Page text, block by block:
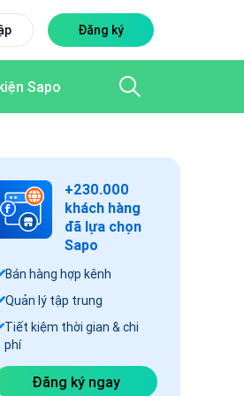
Đăng ký
Sapo
+230.000
khách hàng
đã lựa chọn
Sapo
Bán hàng hợp kênh
Quản lý tập trung
Tiết kiệm thời gian & chi
phí
Đăng ký ngay